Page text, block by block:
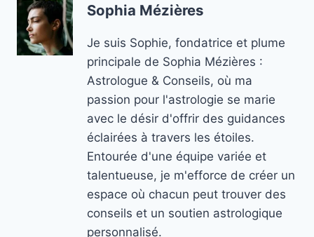
Sophia Mézières
Je suis Sophie, fondatrice et plume
principale de Sophia Mézières :
Astrologue & Conseils, où ma
passion pour l'astrologie se marie
avec le désir d'offrir des guidances
éclairées à travers les étoiles.
Entourée d'une équipe variée et
talentueuse, je m'efforce de créer un
espace où chacun peut trouver des
conseils et un soutien astrologique
personnalisé.